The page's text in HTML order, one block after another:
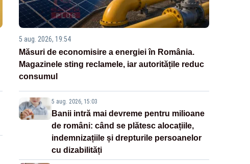
5 aug. 2026, 19:54
Măsuri de economisire a energiei în România.
Magazinele sting reclamele, iar autoritățile reduc
consumul
5 aug. 2026, 15:03
Banii intră mai devreme pentru milioane
de români: când se plătesc alocațiile,
indemnizațiile și drepturile persoanelor
cu dizabilități